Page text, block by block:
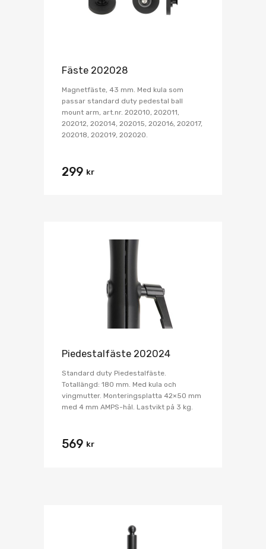
Fäste 202028
Magnetfäste, 43 mm. Med kula som
passar standard duty pedestal ball
mount arm, art.nr. 202010, 202011,
202012, 202014, 202015, 202016, 202017,
202018, 202019, 202020.
299 kr
Piedestalfäste 202024
Standard duty Piedestalfäste.
Totallängd: 180 mm. Med kula och
vingmutter. Monteringsplatta 42×50 mm
med 4 mm AMPS-hål. Lastvikt på 3 kg.
569 kr